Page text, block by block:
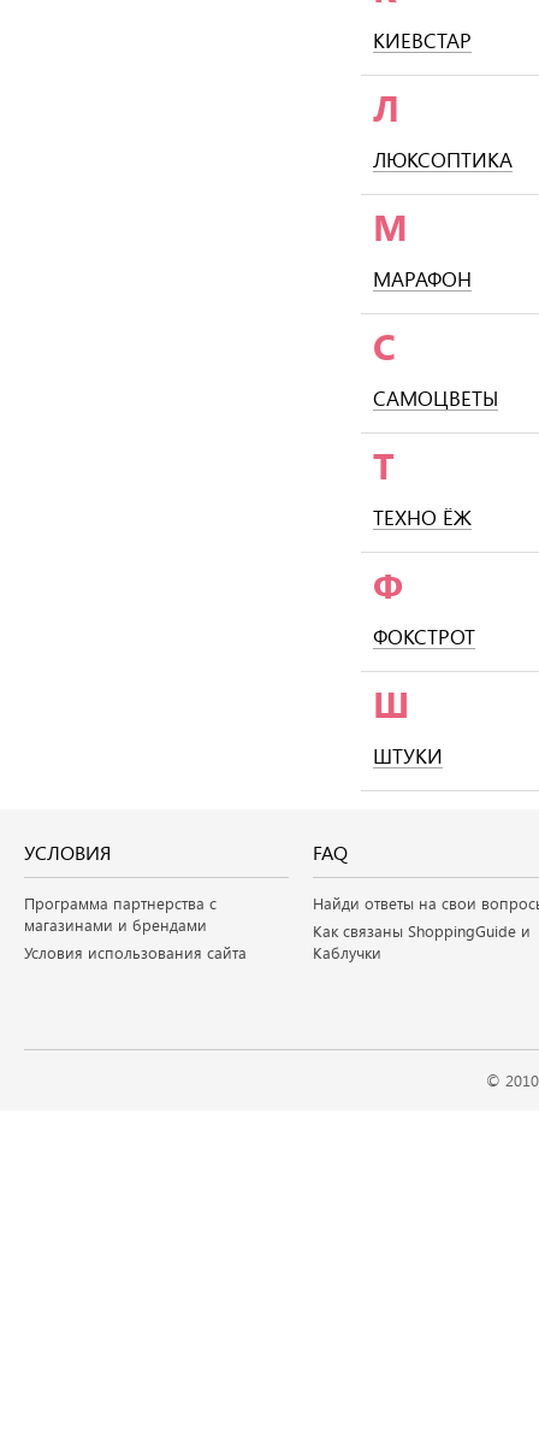
КИЕВСТАР
Л
ЛЮКСОПТИКА
М
МАРАФОН
С
САМОЦВЕТЫ
Т
ТЕХНО ЁЖ
Ф
ФОКСТРОТ
Ш
ШТУКИ
УСЛОВИЯ
Программа партнерства с
магазинами и брендами
Условия использования сайта
FAQ
Найди ответы на свои
Как связаны ShoppingGuide и
Каблучки
©